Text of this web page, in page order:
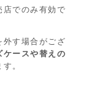
店でのみ有効で
外す場合がござ
ケースや替えの
。